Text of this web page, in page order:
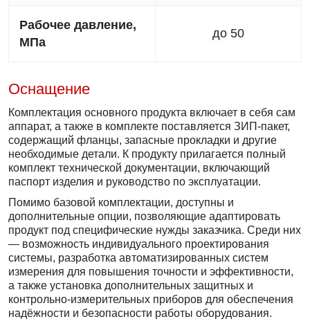
Рабочее давление,
МПа
до 50
Оснащение
Комплектация основного продукта включает в себя сам
аппарат, а также в комплекте поставляется ЗИП-пакет,
содержащий фланцы, запасные прокладки и другие
необходимые детали. К продукту прилагается полный
комплект технической документации, включающий
паспорт изделия и руководство по эксплуатации.
Помимо базовой комплектации, доступны и
дополнительные опции, позволяющие адаптировать
продукт под специфические нужды заказчика. Среди них
— возможность индивидуального проектирования
системы, разработка автоматизированных систем
измерения для повышения точности и эффективности,
а также установка дополнительных защитных и
контрольно-измерительных приборов для обеспечения
надёжности и безопасности работы оборудования.